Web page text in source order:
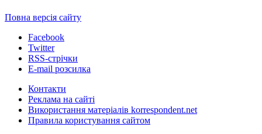
Повна версія сайту
Facebook
Twitter
RSS-стрічки
E-mail розсилка
Контакти
Реклама на сайті
Використання матеріалів korrespondent.net
Правила користування сайтом